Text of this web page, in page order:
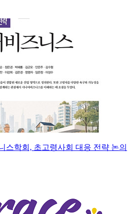
스학회, 초고령사회 대응 전략 논의